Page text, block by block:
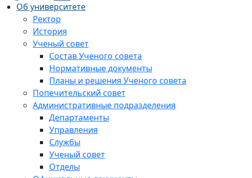
Об университете
Ректор
История
Ученый совет
Состав Ученого совета
Нормативные документы
Планы и решения Ученого совета
Попечительский совет
Административные подразделения
Департаменты
Управления
Службы
Ученый совет
Отделы